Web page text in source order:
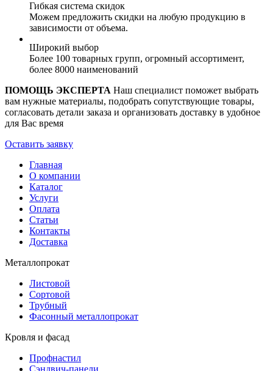
Гибкая система скидок
Можем предложить скидки на любую продукцию в
зависимости от объема.
Широкий выбор
Более 100 товарных групп, огромный ассортимент,
более 8000 наименований
ПОМОЩЬ ЭКСПЕРТА Наш специалист поможет выбрать
вам нужные материалы, подобрать сопутствующие товары,
согласовать детали заказа и организовать доставку в удобное
для Вас время
Оставить заявку
Главная
О компании
Каталог
Услуги
Оплата
Статьи
Контакты
Доставка
Металлопрокат
Листовой
Сортовой
Трубный
Фасонный металлопрокат
Кровля и фасад
Профнастил